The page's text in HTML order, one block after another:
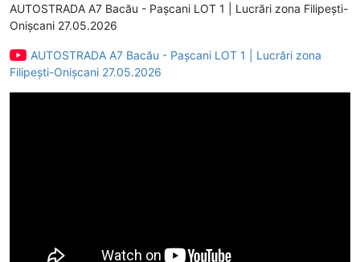
AUTOSTRADA A7 Bacău - Pașcani LOT 1 | Lucrări zona Filipești-
Onișcani 27.05.2026
AUTOSTRADA A7 Bacău - Pașcani LOT 1 | Lucrări zona
Filipești-Onișcani 27.05.2026